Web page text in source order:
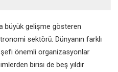
büyük gelişme gösteren
sektörü. Dünyanın farklı
şefi önemli organizasyonlar
birisi de beş yıldır